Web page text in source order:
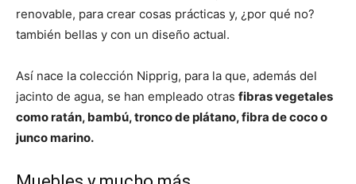
renovable, para crear cosas prácticas y, ¿por qué no?
también bellas y con un diseño actual.
Así nace la colección Nipprig, para la que, además del
jacinto de agua, se han empleado otras fibras vegetales
como ratán, bambú, tronco de plátano, fibra de coco o
junco marino.